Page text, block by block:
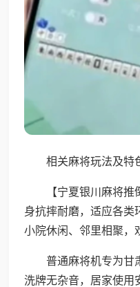
相关麻将玩法及特
【宁夏银川麻将
身抗摔耐磨，适应各类
小院休闲、邻里相聚，
普通麻将机专为甘
洗牌无杂音，居家使用